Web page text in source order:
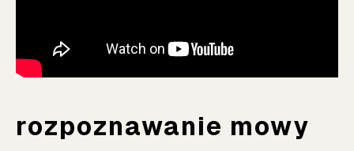
rozpoznawanie mowy